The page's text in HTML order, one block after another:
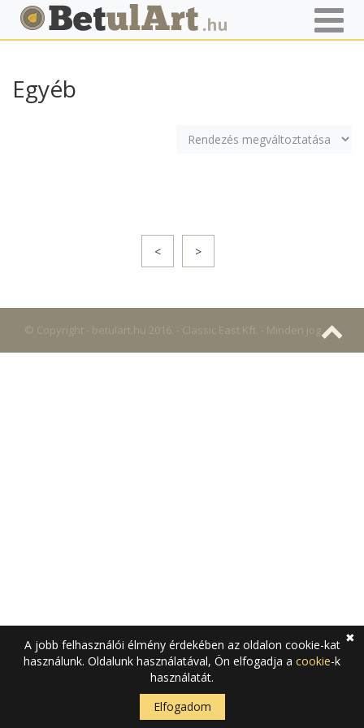
Főoldal Termékek Képek, festmények
Egyéb
< >
© Copyright - betulart.hu 2016. - Classic East Kft. - Minden jog
A jobb felhasználói élmény érdekében az oldalon cookie-kat
használunk. Oldalunk használatával, Ön elfogadja a cookie-k
használatát.
Elfogadom
✖